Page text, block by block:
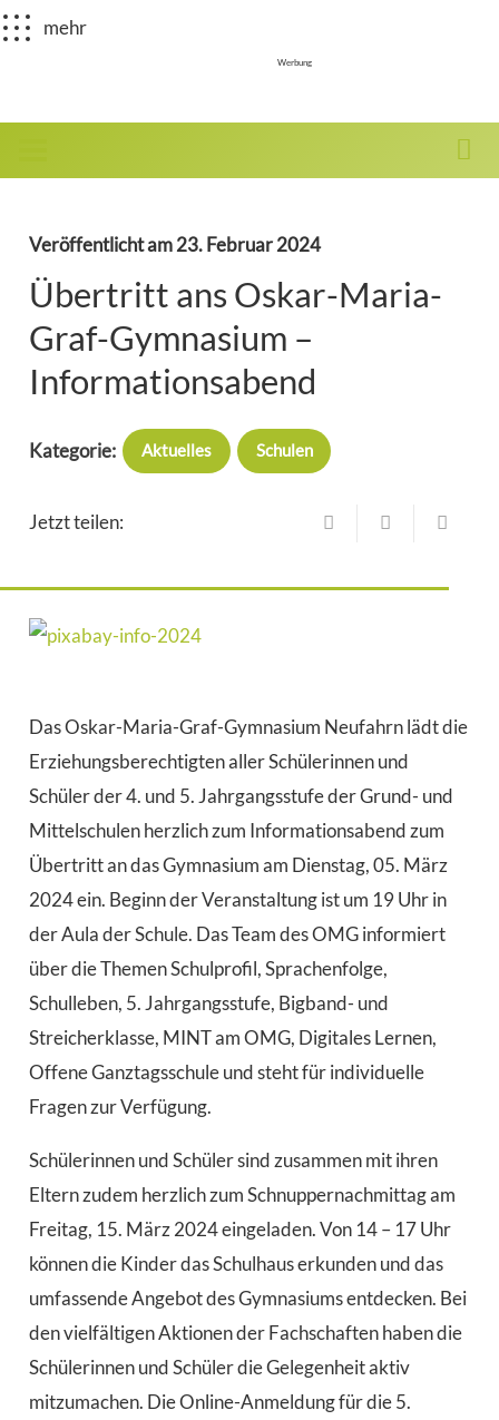
mehr
Werbung
Veröffentlicht am23. Februar 2024
Übertritt ans Oskar-Maria-
Graf-Gymnasium –
Informationsabend
Kategorie: Aktuelles Schulen
Jetzt teilen:
Das Oskar-Maria-Graf-Gymnasium Neufahrn lädt die
Erziehungsberechtigten aller Schülerinnen und
Schüler der 4. und 5. Jahrgangsstufe der Grund- und
Mittelschulen herzlich zum Informationsabend zum
Übertritt an das Gymnasium am Dienstag, 05. März
2024 ein. Beginn der Veranstaltung ist um 19 Uhr in
der Aula der Schule. Das Team des OMG informiert
über die Themen Schulprofil, Sprachenfolge,
Schulleben, 5. Jahrgangsstufe, Bigband- und
Streicherklasse, MINT am OMG, Digitales Lernen,
Offene Ganztagsschule und steht für individuelle
Fragen zur Verfügung.
Schülerinnen und Schüler sind zusammen mit ihren
Eltern zudem herzlich zum Schnuppernachmittag am
Freitag, 15. März 2024 eingeladen. Von 14 – 17 Uhr
können die Kinder das Schulhaus erkunden und das
umfassende Angebot des Gymnasiums entdecken. Bei
den vielfältigen Aktionen der Fachschaften haben die
Schülerinnen und Schüler die Gelegenheit aktiv
mitzumachen. Die Online-Anmeldung für die 5.